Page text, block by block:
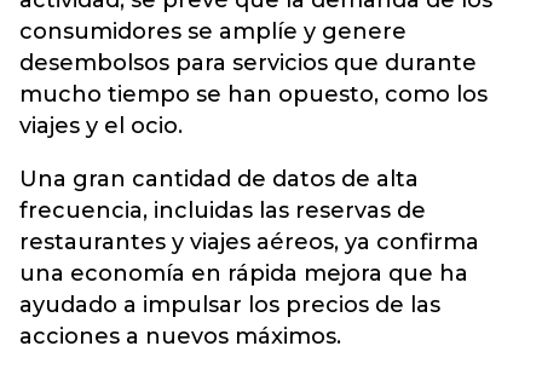
consumidores se amplíe y genere
desembolsos para servicios que durante
mucho tiempo se han opuesto, como los
viajes y el ocio.
Una gran cantidad de datos de alta
frecuencia, incluidas las reservas de
restaurantes y viajes aéreos, ya confirma
una economía en rápida mejora que ha
ayudado a impulsar los precios de las
acciones a nuevos máximos.